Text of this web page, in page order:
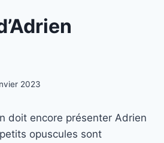
2023
doit encore présenter Adrien
opuscules sont